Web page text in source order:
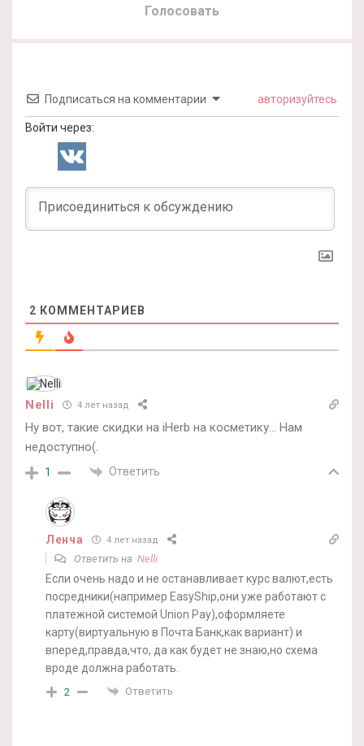
Голосовать
Подписаться на комментарии авторизуйтесь
Войти через:
2 КОММЕНТАРИЕВ
Nelli 4 лет назад
Ну вот, такие скидки на iHerb на косметику… Нам
недоступно(.
1 Ответить
Ленча 4 лет назад
Ответить на Nelli
Если очень надо и не останавливает курс валют,есть
посредники(например EasyShip,они уже работают с
платежной системой Union Pay),оформляете
карту(виртуальную в Почта Банк,как вариант) и
вперед,правда,что, да как будет не знаю,но схема
вроде должна работать.
2 Ответить